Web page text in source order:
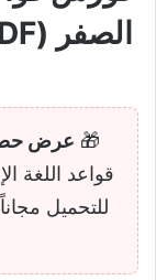
الصفر (PDF مجانا) بدون معلم!
🎁 عرض
قواعد اللغة